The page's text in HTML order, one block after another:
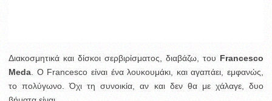
Διακοσμητικά και δίσκοι σερβιρίσματος, διαβάζω, του Francesco
Meda . O Francesco είναι ένα λουκουμάκι, και αγαπάει, εμφανώς,
το πολύγωνο. Όχι τη συνοικία, αν και δεν θα με χάλαγε, δυο